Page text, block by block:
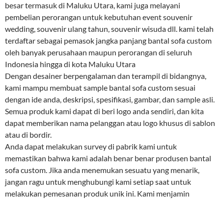
besar termasuk di Maluku Utara, kami juga melayani
pembelian perorangan untuk kebutuhan event souvenir
wedding, souvenir ulang tahun, souvenir wisuda dll. kami telah
terdaftar sebagai pemasok jangka panjang bantal sofa custom
oleh banyak perusahaan maupun perorangan di seluruh
Indonesia hingga di kota Maluku Utara
Dengan desainer berpengalaman dan terampil di bidangnya,
kami mampu membuat sample bantal sofa custom sesuai
dengan ide anda, deskripsi, spesifikasi, gambar, dan sample asli.
Semua produk kami dapat di beri logo anda sendiri, dan kita
dapat memberikan nama pelanggan atau logo khusus di sablon
atau di bordir.
Anda dapat melakukan survey di pabrik kami untuk
memastikan bahwa kami adalah benar benar produsen bantal
sofa custom. Jika anda menemukan sesuatu yang menarik,
jangan ragu untuk menghubungi kami setiap saat untuk
melakukan pemesanan produk unik ini. Kami menjamin